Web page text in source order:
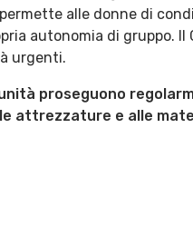
alle donne di
autonomia di gruppo. Il
urgenti.
proseguono
attrezzature e alle